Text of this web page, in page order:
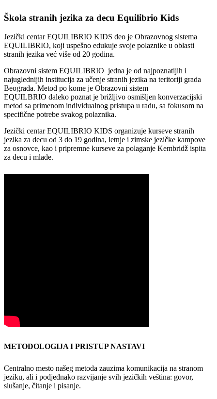
Škola stranih jezika za decu Equilibrio Kids
Jezički centar EQUILIBRIO KIDS deo je Obrazovnog sistema
EQUILIBRIO, koji uspešno edukuje svoje polaznike u oblasti
stranih jezika već više od 20 godina.
Obrazovni sistem EQUILIBRIO jedna je od najpoznatijih i
najuglednijih institucija za učenje stranih jezika na teritoriji grada
Beograda. Metod po kome je Obrazovni sistem
EQUILBRIO daleko poznat je brižljivo osmišljen konverzacijski
metod sa primenom individualnog pristupa u radu, sa fokusom na
specifične potrebe svakog polaznika.
Jezički centar EQUILIBRIO KIDS organizuje kurseve stranih
jezika za decu od 3 do 19 godina, letnje i zimske jezičke kampove
za osnovce, kao i pripremne kurseve za polaganje Kembridž ispita
za decu i mlade.
METODOLOGIJA I PRISTUP NASTAVI
Centralno mesto našeg metoda zauzima komunikacija na stranom
jeziku, ali i podjednako razvijanje svih jezičkih veština: govor,
slušanje, čitanje i pisanje.